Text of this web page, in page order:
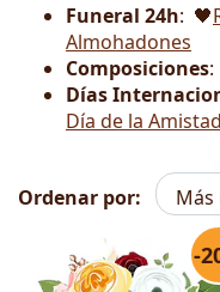
Funeral 24h: 🖤
Almohadones
Composiciones:
Días
Día de la Amistad
Ordenar por:
Flores -